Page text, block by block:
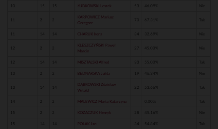
10 15 15 ŁUBKOWSKI Leszek 46.09% Nie
11 2 2
KARPOWICZ Mariusz
Grzegorz
70 67.31% Tak
11 14 14 CHARUK Irena 34 32.69% Nie
12 2 2
KLESZCZYŃSKI Paweł
Marcin
27 45.00% Nie
12 14 14 MISZTALSKI Alfred Tak
13 2 2 BEDNARSKA Julita 19 46.34% Nie
13 14 14
DĄBROWSKI Zdzisław
Witold
22 53.66% Tak
14 2 2 MALEWICZ Marta Katarzyna Tak
15 2 2 KOZACZUK Henryk 28 45.16% Nie
15 14 14 POLAK Jan 34 54.84% Tak